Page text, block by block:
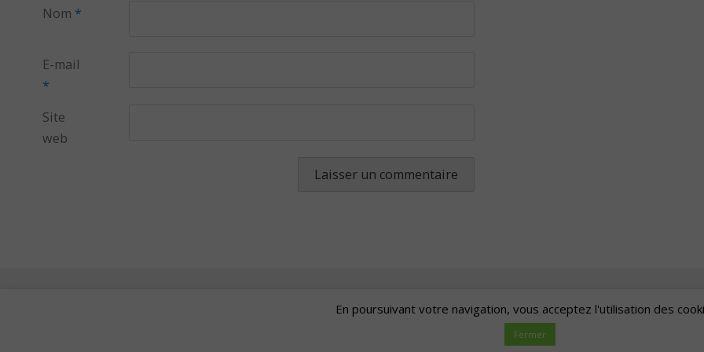
Nom *
E-mail
*
Site
web
Artscape| Fièrement propulsé parMantra&WordPress.
En poursuivant votre navigation, vous acceptez l'utilisation des
Fermer